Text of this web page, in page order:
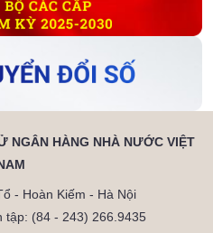
NGÂN HÀNG NHÀ NƯỚC VIỆT
- Hoàn Kiếm - Hà Nội
tập: (84 - 243) 266.9435